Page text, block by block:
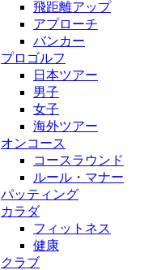
飛距離アップ
アプローチ
バンカー
プロゴルフ
日本ツアー
男子
女子
海外ツアー
オンコース
コースラウンド
ルール・マナー
パッティング
カラダ
フィットネス
健康
クラブ